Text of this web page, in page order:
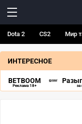
Dota 2 CS2 Мир
ИНТЕРЕСНОЕ
BETBOOM
Реклама 18+ за